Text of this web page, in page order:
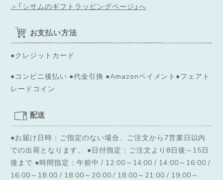
＞「シサムのギフトラッピングページ」へ
お支払い方法
●クレジットカード
●コンビニ後払い ●代金引換 ●Amazonペイメント●フェアト
レードコイン
配送
●お届け日時：ご指定のない場合、ご注文から7営業日以内
での出荷となります。
●日付指定：ご注文より8日後～15日
後まで ●時間指定：午前中 / 12:00～14:00 / 14:00～16:00 /
16:00～18:00 / 18:00～20:00 / 18:00～21:00 / 19:00～